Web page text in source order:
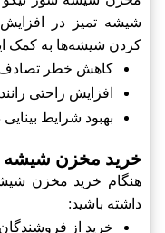
شیشه تمیز در افزایش
کردن شیشه‌ها به کمک
کاهش خطر تصادف
افزایش راحتی
بهبود شرایط
خرید مخزن شیشه
داشته باشید:
خرید از فروشندگان